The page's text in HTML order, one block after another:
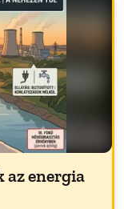
az energia